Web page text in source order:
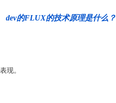
dev的FLUX的技术原理是什么？
现。